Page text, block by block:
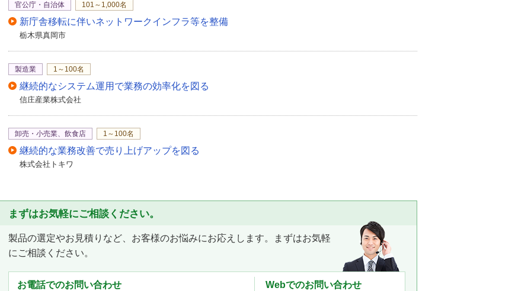
官公庁・自治体 101～1,000名
新庁舎移転に伴いネットワークインフラ等を整備
栃木県真岡市
製造業 1～100名
継続的なシステム運用で業務の効率化を図る
信庄産業株式会社
卸売・小売業、飲食店 1～100名
継続的な業務改善で売り上げアップを図る
株式会社トキワ
まずはお気軽にご相談ください。
製品の選定やお見積りなど、お客様のお悩みにお応えします。まずはお気軽
にご相談ください。
お電話でのお問い合わせ Webでのお問い合わせ